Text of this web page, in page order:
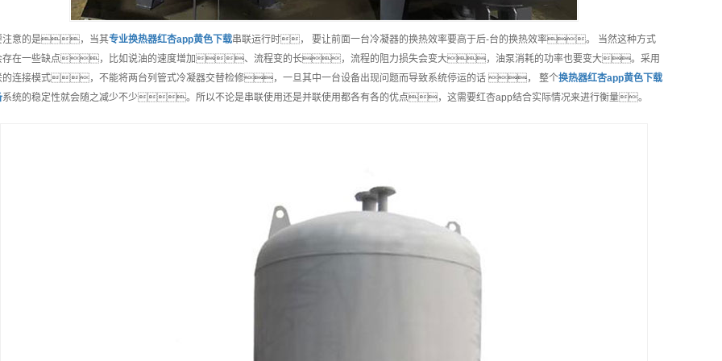
注意的是，当其专业换热器红杏app黄色下载串联运行时， 要让前面一台冷凝器的换热效率要高于后-台的换热效率。 当然这种方式
存在一些缺点，比如说油的速度增加、流程变的长，流程的阻力损失会变大，油泵消耗的功率也要变大。采用
的连接模式，不能将两台列管式冷凝器交替检修，一旦其中一台设备出现问题而导致系统停运的话 ， 整个换热器红杏app黄色下载
系统的稳定性就会随之减少不少。所以不论是串联使用还是并联使用都各有各的优点，这需要红杏app结合实际情况来进行衡量。